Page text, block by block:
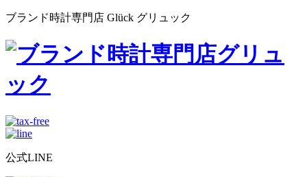
ブランド時計専門店 Glück グリュック
公式LINE